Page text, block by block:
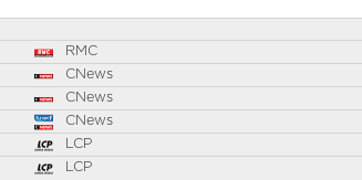
RMC
CNews
CNews
CNews
LCP
LCP